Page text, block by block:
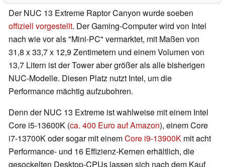
Der NUC 13 Extreme Raptor Canyon wurde soeben
offiziell vorgestellt. Der Gaming-Computer wird von Intel
nach wie vor als "Mini-PC" vermarktet, mit Maßen von
31,8 x 33,7 x 12,9 Zentimetern und einem Volumen von
13,7 Litern ist der Tower aber größer als alle bisherigen
NUC-Modelle. Diesen Platz nutzt Intel, um die
Performance mächtig aufzubohren.
Denn der NUC 13 Extreme ist wahlweise mit einem Intel
Core i5-13600K (ca. 400 Euro auf Amazon), einem Core
i7-13700K oder sogar mit einemCore i9-13900K mit acht
Performance- und 16 Effizienz-Kernen erhältlich, die
gesockelten Desktop-CPUs lassen sich nach dem Kauf